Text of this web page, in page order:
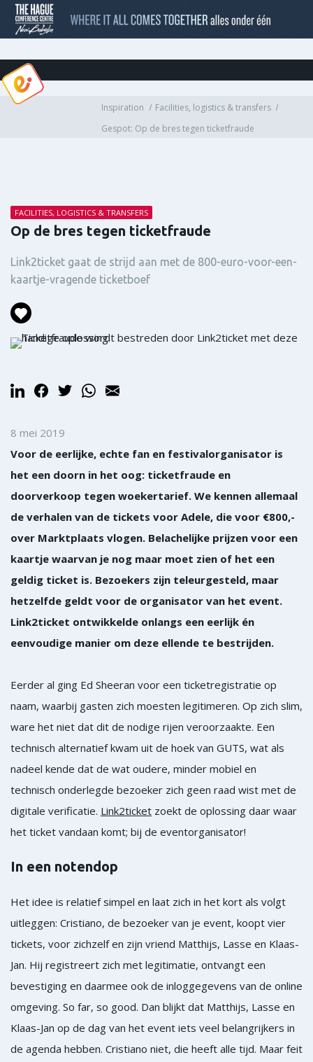
Inspiration
Facilities, logistics & transfers
Gespot: Op de bres tegen ticketfraude
FACILITIES, LOGISTICS & TRANSFERS
Op de bres tegen ticketfraude
Link2ticket gaat de strijd aan met de 800-euro-voor-een-
kaartje-vragende ticketboef
8 mei 2019
Voor de eerlijke, echte fan en festivalorganisator is
het een doorn in het oog: ticketfraude en
doorverkoop tegen woekertarief. We kennen allemaal
de verhalen van de tickets voor Adele, die voor €800,-
over Marktplaats vlogen. Belachelijke prijzen voor een
kaartje waarvan je nog maar moet zien of het een
geldig ticket is. Bezoekers zijn teleurgesteld, maar
hetzelfde geldt voor de organisator van het event.
Link2ticket ontwikkelde onlangs een eerlijk én
eenvoudige manier om deze ellende te bestrijden.
Eerder al ging Ed Sheeran voor een ticketregistratie op
naam, waarbij gasten zich moesten legitimeren. Op zich slim,
ware het niet dat dit de nodige rijen veroorzaakte. Een
technisch alternatief kwam uit de hoek van GUTS, wat als
nadeel kende dat de wat oudere, minder mobiel en
technisch onderlegde bezoeker zich geen raad wist met de
digitale verificatie. Link2ticket zoekt de oplossing daar waar
het ticket vandaan komt; bij de eventorganisator!
In een notendop
Het idee is relatief simpel en laat zich in het kort als volgt
uitleggen: Cristiano, de bezoeker van je event, koopt vier
tickets, voor zichzelf en zijn vriend Matthijs, Lasse en Klaas-
Jan. Hij registreert zich met legitimatie, ontvangt een
bevestiging en daarmee ook de inloggegevens van de online
omgeving. So far, so good. Dan blijkt dat Matthijs, Lasse en
Klaas-Jan op de dag van het event iets veel belangrijkers in
de agenda hebben. Cristiano niet, die heeft alle tijd. Maar feit